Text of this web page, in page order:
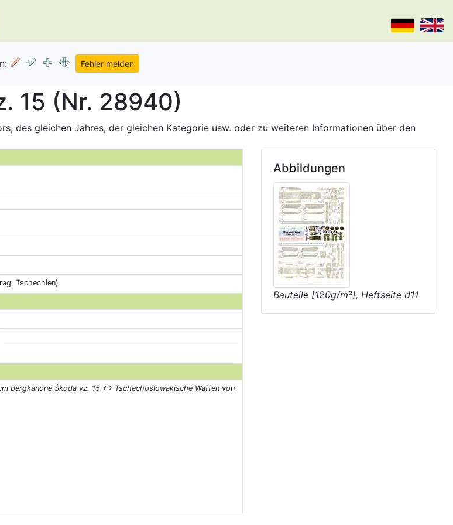
15 (Nr. 28940)
des gleichen Jahres, der gleichen Kategorie usw. oder zu weiteren Informationen über den
Tschechien)
Bergkanone Škoda vz. 15 ↔ Tschechoslowakische Waffen von
Abbildungen
Bauteile [120g/m²}, Heftseite d11